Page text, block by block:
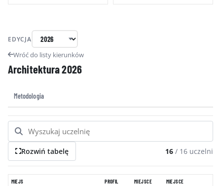
RANKINGI WG GRUP KRYTERIÓW
GALERIA
Wróć do listy kierunków
Architektura2026
EDYCJA
Metodologia
Rozwiń tabelę 16 / 16 uczelni
MIEJS
PROFIL
MIEJSCE
MIEJSCE